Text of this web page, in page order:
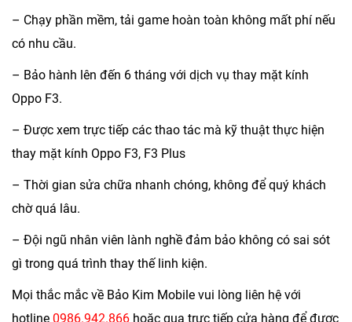
– Chạy phần mềm, tải game hoàn toàn không mất phí nếu
có nhu cầu.
– Bảo hành lên đến 6 tháng với dịch vụ thay mặt kính
Oppo F3.
– Được xem trực tiếp các thao tác mà kỹ thuật thực hiện
thay mặt kính Oppo F3, F3 Plus
– Thời gian sửa chữa nhanh chóng, không để quý khách
chờ quá lâu.
– Đội ngũ nhân viên lành nghề đảm bảo không có sai sót
gì trong quá trình thay thế linh kiện.
Mọi thắc mắc về Bảo Kim Mobile vui lòng liên hệ với
hotline 0986.942.866 hoặc qua trực tiếp cửa hàng để được